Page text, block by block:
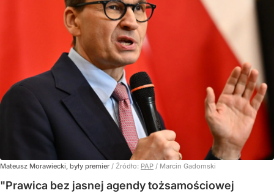
Mateusz Morawiecki, były premier / Źródło: PAP / Marcin Gadomski
"Prawica bez jasnej agendy tożsamościowej